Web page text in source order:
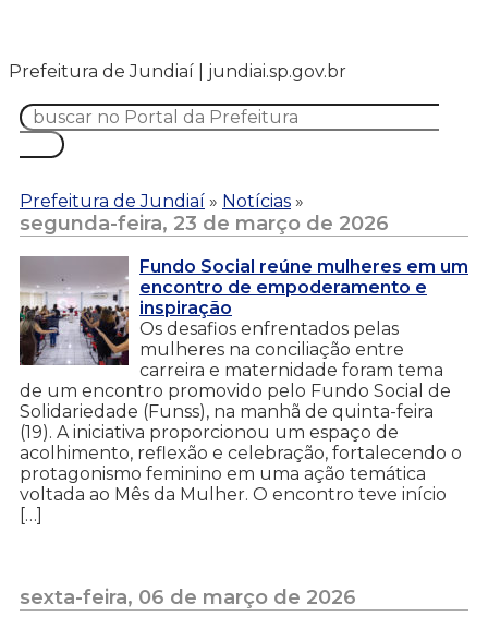
Prefeitura de Jundiaí | jundiai.sp.gov.br
Prefeitura de Jundiaí » Notícias »
segunda-feira, 23 de março de 2026
Fundo Social reúne mulheres em um
encontro de empoderamento e
inspiração
Os desafios enfrentados pelas
mulheres na conciliação entre
carreira e maternidade foram tema
de um encontro promovido pelo Fundo Social de
Solidariedade (Funss), na manhã de quinta-feira
(19). A iniciativa proporcionou um espaço de
acolhimento, reflexão e celebração, fortalecendo o
protagonismo feminino em uma ação temática
voltada ao Mês da Mulher. O encontro teve início
[…]
sexta-feira, 06 de março de 2026